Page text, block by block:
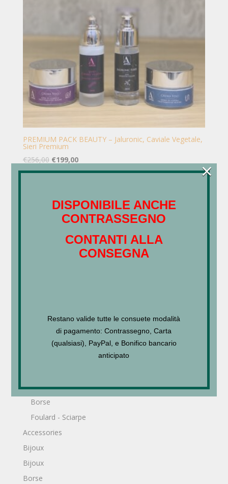
PREMIUM PACK BEAUTY – Jaluronic, Caviale Vegetale,
Sieri Premium
€256,00 €199,00
JALURONIC FORTE – FILLER
Search
Accessori
Borse
Foulard - Sciarpe
Accessories
Bijoux
Bijoux
Borse
DISPONIBILE ANCHE
CONTRASSEGNO
CONTANTI ALLA
CONSEGNA
Restano valide tutte le consuete modalità
di pagamento: Contrassegno, Carta
(qualsiasi), PayPal, e Bonifico bancario
anticipato
×